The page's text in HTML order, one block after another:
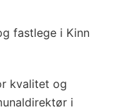
fastlege i Kinn
kvalitet og
i